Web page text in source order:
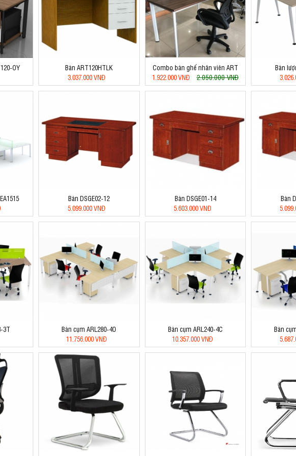
OY
Bàn ART120HTLK
3.037.000 VNĐ
Combo bàn ghế nhân viên ART
1.922.000 VNĐ
2.050.000 VNĐ
Bàn
Bàn DSGE02-12
5.099.000 VNĐ
Bàn DSGE01-14
5.603.000 VNĐ
Bàn
3T
Bàn cụm ARL280-4O
11.756.000 VNĐ
Bàn cụm ARL240-4C
10.357.000 VNĐ
Bàn